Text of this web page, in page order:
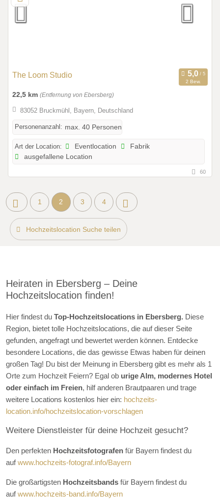
The Loom Studio
2 Bew.
22,5 km (Entfernung von Ebersberg)
83052 Bruckmühl, Bayern, Deutschland
Personenanzahl: max. 40 Personen
Art der Location: Eventlocation
Fabrik
ausgefallene Location
60
1 2 3 4
Hochzeitslocation Suche teilen
Heiraten in Ebersberg – Deine
Hochzeitslocation finden!
Hier findest du Top-Hochzeitslocations in Ebersberg. Diese
Region, bietet tolle Hochzeitslocations, die auf dieser Seite
gefunden, angefragt und bewertet werden können. Entdecke
besondere Locations, die das gewisse Etwas haben für deinen
großen Tag! Du bist der Meinung in Ebersberg gibt es mehr als 1
Orte zum Hochzeit Feiern? Egal ob urige Alm, modernes Hotel
oder einfach im Freien, hilf anderen Brautpaaren und trage
weitere Locations kostenlos hier ein: hochzeits-
location.info/hochzeitslocation-vorschlagen
Weitere Dienstleister für deine Hochzeit gesucht?
Den perfekten Hochzeitsfotografen für Bayern findest du
aufwww.hochzeits-fotograf.info/Bayern
Die großartigsten Hochzeitsbands für Bayern findest du
aufwww.hochzeits-band.info/Bayern